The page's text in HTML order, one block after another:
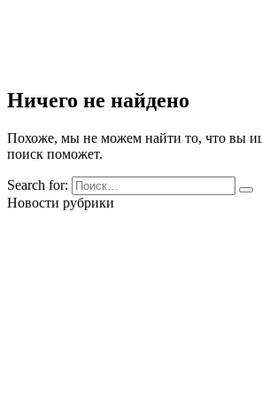
Ничего не найдено
Похоже, мы не можем найти то, что вы
поиск поможет.
Search for:
Новости рубрики